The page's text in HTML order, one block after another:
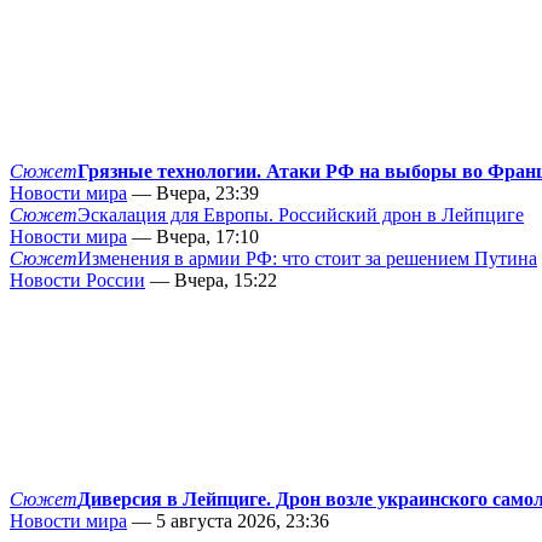
СюжетГрязные технологии. Атаки РФ на выборы во
Новости мира — Вчера, 23:39
СюжетЭскалация для Европы. Российский дрон в Лейпциге
Новости мира — Вчера, 17:10
СюжетИзменения в армии РФ: что стоит за решением Путина
Новости России — Вчера, 15:22
СюжетДиверсия в Лейпциге. Дрон возле украинского
Новости мира — 5 августа 2026, 23:36